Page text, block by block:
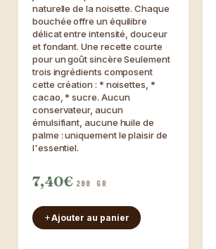
naturelle de la noisette. Chaque
bouchée offre un équilibre
délicat entre intensité, douceur
et fondant. Une recette courte
pour un goût sincère Seulement
trois ingrédients composent
cette création : * noisettes, *
cacao, * sucre. Aucun
conservateur, aucun
émulsifiant, aucune huile de
palme : uniquement le plaisir de
l'essentiel.
7,40€ 200 GR
Ajouter au panier